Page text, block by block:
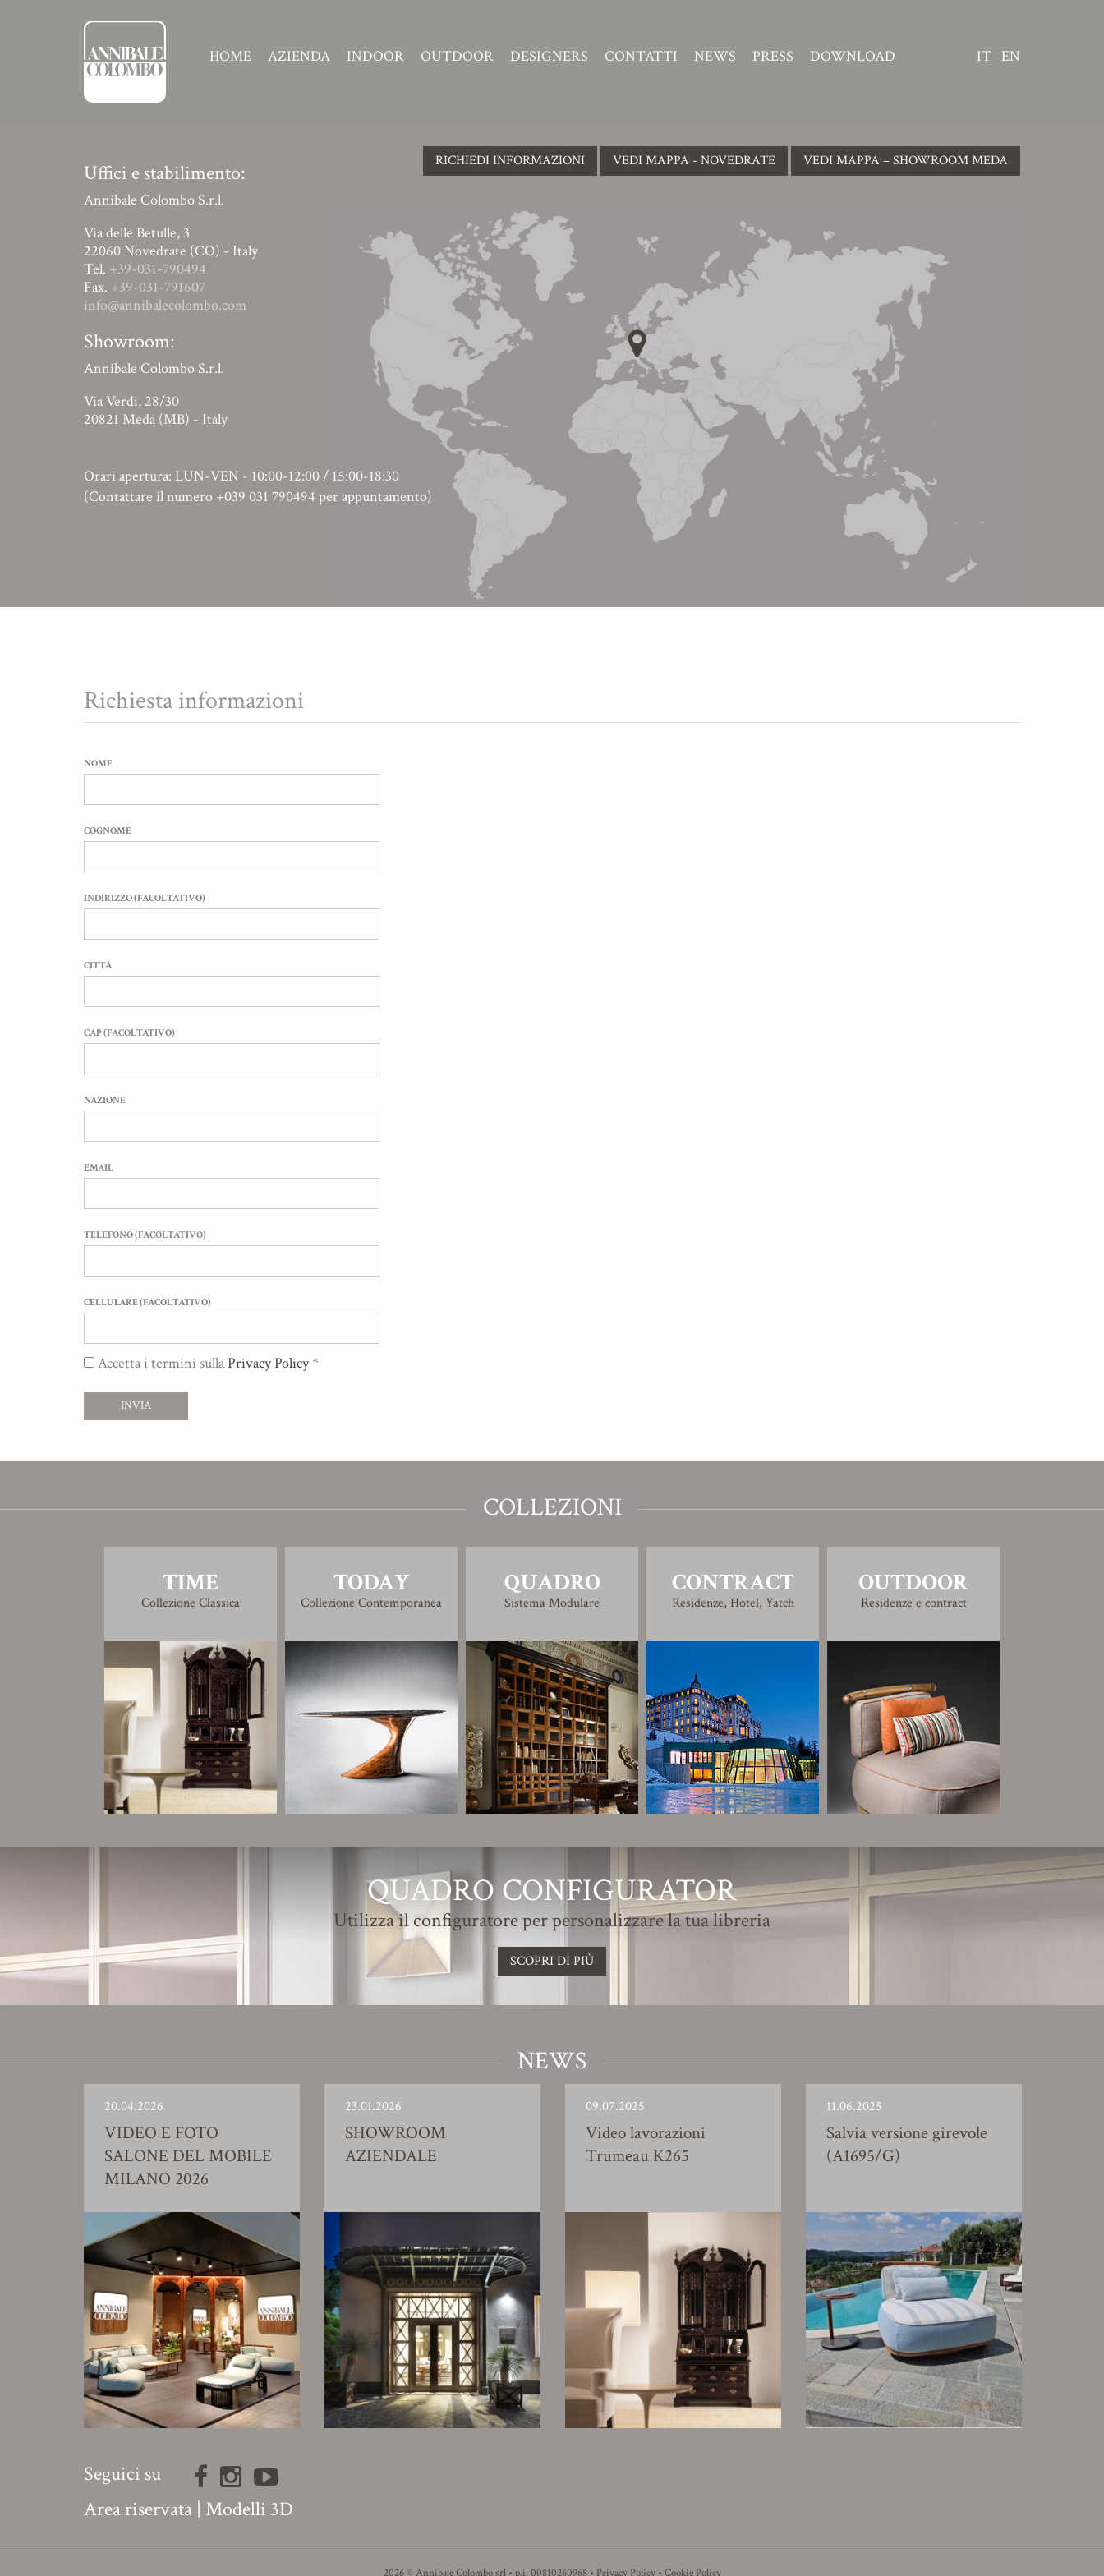
HOME AZIENDA INDOOR OUTDOOR DESIGNERS CONTATTI NEWS PRESS DOWNLOAD IT EN
RICHIEDI INFORMAZIONI VEDI MAPPA - NOVEDRATE VEDI MAPPA – SHOWROOM MEDA
Uffici e stabilimento:
Annibale Colombo S.r.l.
Via delle Betulle, 3
22060 Novedrate (CO) - Italy
Tel. +39-031-790494
Fax. +39-031-791607
info@annibalecolombo.com
Showroom:
Annibale Colombo S.r.l.
Via Verdi, 28/30
20821 Meda (MB) - Italy
Orari apertura: LUN-VEN - 10:00-12:00 / 15:00-18:30
(Contattare il numero +039 031 790494 per appuntamento)
Richiesta informazioni
NOME
COGNOME
INDIRIZZO (FACOLTATIVO)
CITTÀ
CAP (FACOLTATIVO)
NAZIONE
EMAIL
TELEFONO (FACOLTATIVO)
CELLULARE (FACOLTATIVO)
Accetta i termini sullaPrivacy Policy *
COLLEZIONI
TIME
Collezione Classica
TODAY
Collezione Contemporanea
QUADRO
Sistema Modulare
CONTRACT
Residenze, Hotel, Yatch
OUTDOOR
Residenze e contract
QUADRO CONFIGURATOR
Utilizza il configuratore per personalizzare la tua libreria
SCOPRI DI PIÙ
NEWS
20.04.2026
VIDEO E FOTO
SALONE DEL MOBILE
MILANO 2026
23.01.2026
SHOWROOM
AZIENDALE
09.07.2025
Video lavorazioni
Trumeau K265
11.06.2025
Salvia versione girevole
(A1695/G)
Seguici su
Area riservata | Modelli 3D